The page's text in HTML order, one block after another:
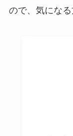
ので、気になる